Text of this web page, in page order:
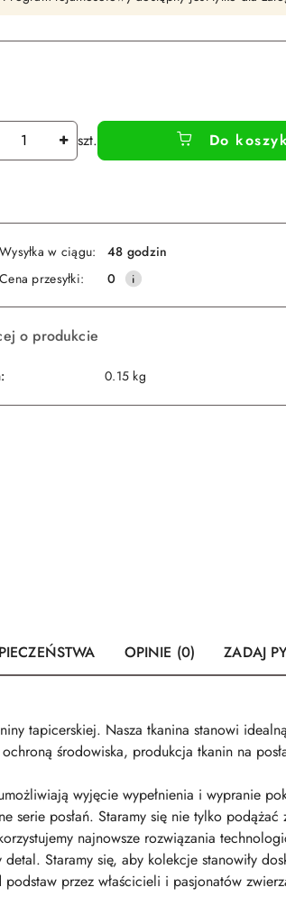
szt. Do
Wysyłka w ciągu:
48 godzin
Cena przesyłki:
0
o produkcie
0.15 kg
OPINIE (0) ZADAJ
tapicerskiej. Nasza tkanina stanowi
środowiska, produkcja tkanin na
wyjęcie wypełnienia i wypranie
posłań. Staramy się nie tylko podążać
najnowsze rozwiązania
Staramy się, aby kolekcje stanowiły
przez właścicieli i pasjonatów